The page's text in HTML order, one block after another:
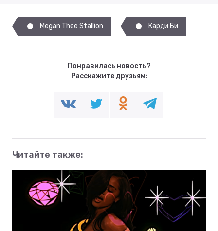
Megan Thee Stallion Карди Би
Понравилась новость?
Расскажите друзьям:
Читайте также: